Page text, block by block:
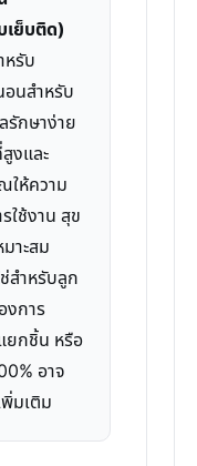
ย็บติด)
หรับ
นสำหรับ
รักษาง่าย
งและ
ห้ความ
ใช้งาน สุข
าะสม
สำหรับลูก
การ
ยกชิ้น หรือ
อาจ
มเติม